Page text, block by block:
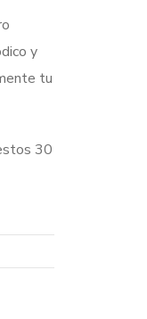
y
tu
30